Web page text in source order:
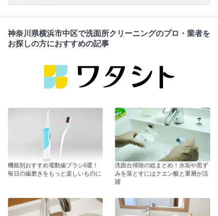
神奈川県横浜市中区で洗面所クリーニングのプロ・業者を
お探しの方におすすめの記事
機能別おすすめ電動歯ブラシ6選！
毎日の歯磨きをもっと楽しいものに
洗面台掃除の総まとめ！水垢や黒ず
みを落とすにはクエン酸と重層が活
躍